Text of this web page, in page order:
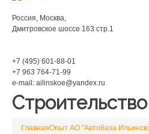
Россия, Москва,
Дмитровское шоссе 163 стр.1
+7 (495) 601-88-01
+7 963 764-71-99
e-mail: ailinskoe@yandex.ru
ГлавнаяОпыт АО "Автобаза